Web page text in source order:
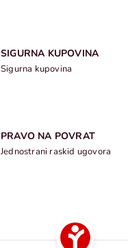
SIGURNA KUPOVINA
Sigurna kupovina
PRAVO NA POVRAT
Jednostrani raskid ugovora